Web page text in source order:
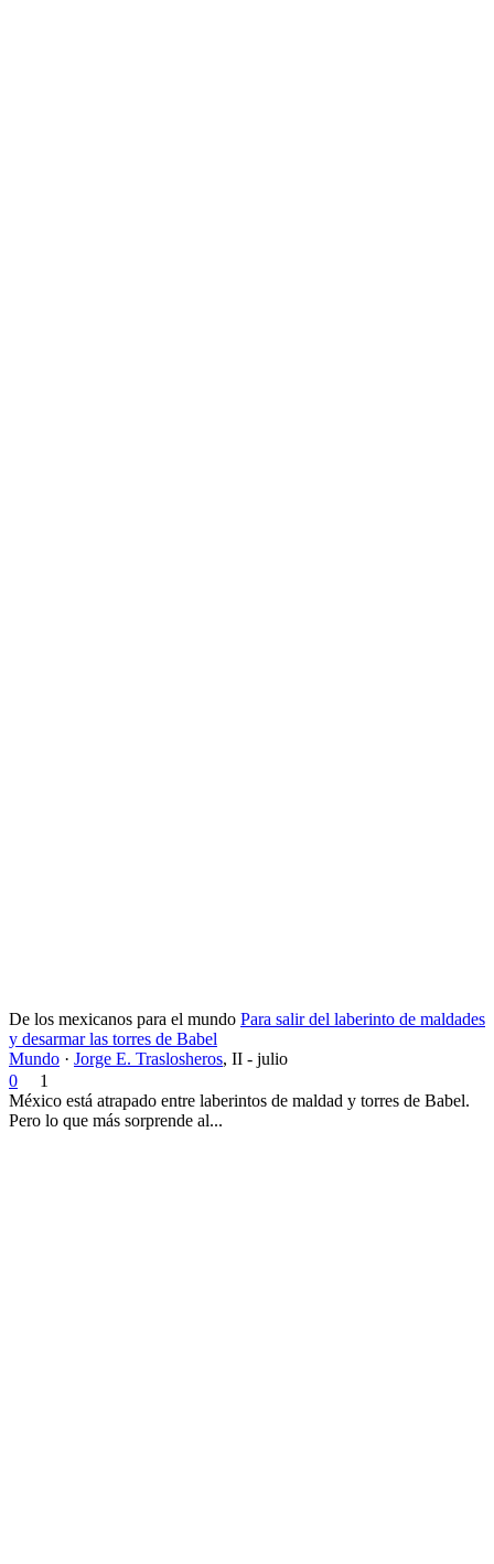
De los mexicanos para el mundo Para salir del laberinto de maldades
y desarmar las torres de Babel
Mundo · Jorge E. Traslosheros, II - julio
0
1
México está atrapado entre laberintos de maldad y torres de Babel.
Pero lo que más sorprende al...